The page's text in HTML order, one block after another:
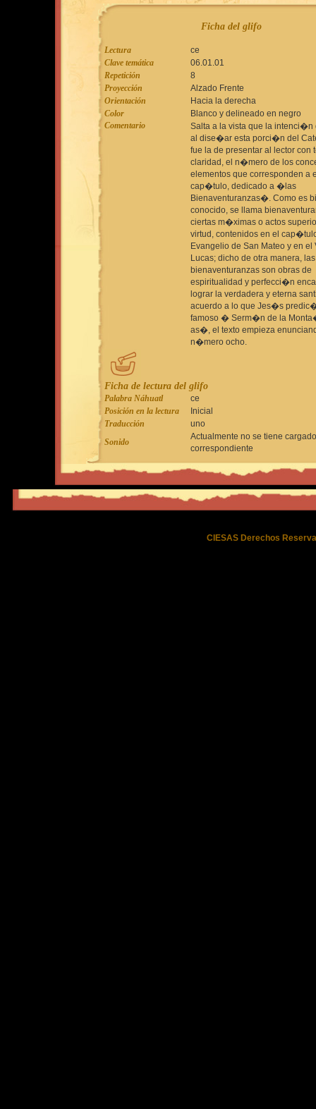
Ficha del glifo
Lectura
ce
Clave temática
06.01.01
Repetición
8
Proyección
Alzado Frente
Orientación
Hacia la derecha
Color
Blanco y delineado en negro
Comentario
Salta a la vista que la intenci�n
al dise�ar esta porci�n del
fue la de presentar al lector con
claridad, el n�mero de los
elementos que corresponden a
cap�tulo, dedicado a �las
Bienaventuranzas�. Como es
conocido, se llama
ciertas m�ximas o actos
virtud, contenidos en el
Evangelio de San Mateo y en el
Lucas; dicho de otra manera, las
bienaventuranzas son obras de
espiritualidad y perfecci�n
lograr la verdadera y eterna
acuerdo a lo que Jes�s
famoso � Serm�n de la
as�, el texto empieza
n�mero ocho.
Ficha de lectura del glifo
Palabra Náhuatl
ce
Posición en la lectura
Inicial
Traducción
uno
Sonido
Actualmente no se tiene
correspondiente
CIESAS Derechos